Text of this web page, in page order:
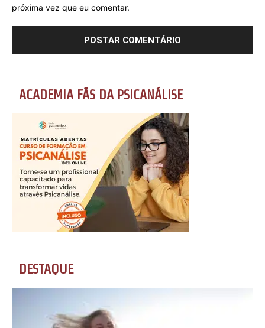
próxima vez que eu comentar.
ACADEMIA FÃS DA PSICANÁLISE
DESTAQUE